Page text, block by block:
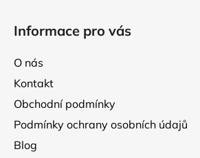
Informace pro vás
O nás
Kontakt
Obchodní podmínky
Podmínky ochrany osobních údajů
Blog